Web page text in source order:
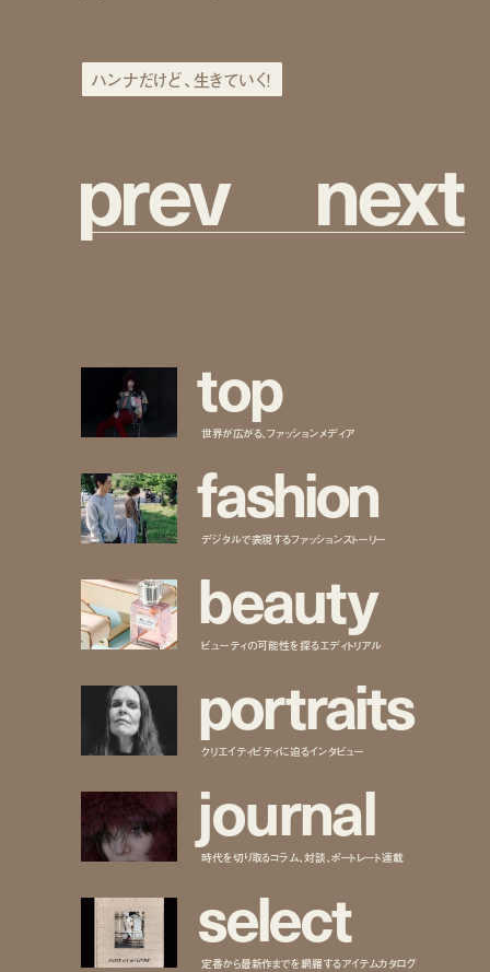
ハンナだけど、生きていく！
prev next
top
世界が広がる、ファッションメディア
fashion
デジタルで表現するファッションストーリー
beauty
ビューティの可能性を探るエディトリアル
portraits
クリエイティビティに迫るインタビュー
journal
時代を切り取るコラム、対談、ポートレート連載
select
定番から最新作までを網羅するアイテムカタログ